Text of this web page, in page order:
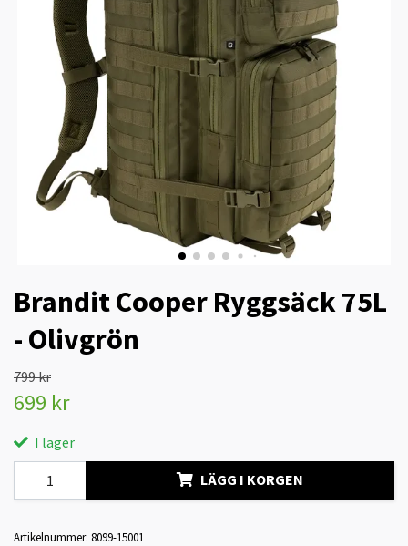
Brandit Cooper Ryggsäck 75L
- Olivgrön
799 kr
699 kr
I lager
LÄGG I KORGEN
Artikelnummer: 8099-15001